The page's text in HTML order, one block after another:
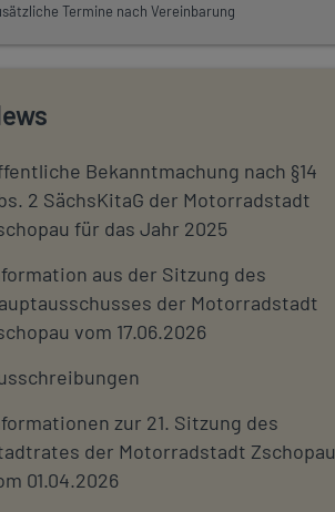
Termine nach Vereinbarung
Bekanntmachung nach §14
2 SächsKitaG der Motorradstadt
für das Jahr 2025
aus der Sitzung des
der Motorradstadt
vom 17.06.2026
zur 21. Sitzung des
der Motorradstadt Zschopau
01.04.2026